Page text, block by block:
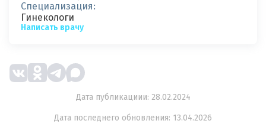
Специализация:
Гинекологи
Написать врачу
Дата публикациии: 28.02.2024
Дата последнего обновления: 13.04.2026